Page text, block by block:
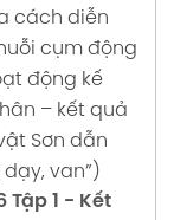
cách diễn
cụm động
động kế
– kết quả
Sơn dẫn
van”)
Tập 1 - Kết